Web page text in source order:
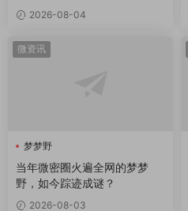
2026-08-04
微资讯
梦梦野
当年微密圈火遍全网的梦梦
野，如今踪迹成谜？
2026-08-03